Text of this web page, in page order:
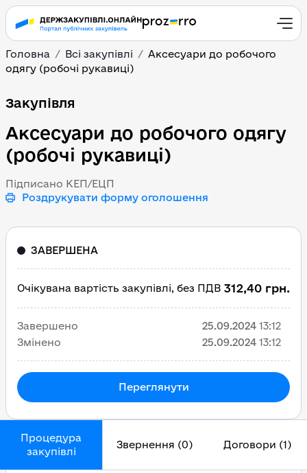
Головна Всі закупівлі
Аксесуари до робочого
одягу (робочі рукавиці)
Аксесуари до робочого
Закупівля
Аксесуари до робочого одягу
(робочі рукавиці)
Підписано КЕП/ЕЦП
Роздрукувати форму оголошення
Процедура
закупівлі
Звернення (0) Договори (1)
ЗАВЕРШЕНА
Очікувана вартість закупівлі, без ПДВ 312,40 грн.
Завершено 25.09.2024 13:12
Змінено
25.09.2024 13:12
Переглянути